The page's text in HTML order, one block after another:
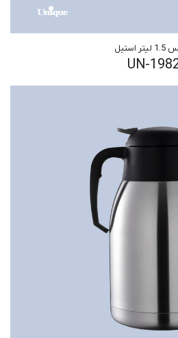
استیل
UN-